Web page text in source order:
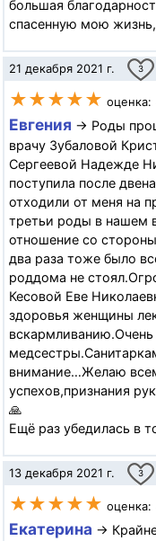
большая
спасенную мою
21 декабря 2021 г. 3
★★★★★ оценка:
Евгения → Роды
врачу Зубаловой
Сергеевой Надежде
поступила после
отходили от меня на
третьи роды в нашем
отношение со
два раза тоже было
роддома не
Кесовой Еве
здоровья женщины
внимание…Желаю
успехов,признания
🙏
Ещё раз убедилась в
13 декабря 2021 г. 3
★★★★★ оценка:
Екатерина →